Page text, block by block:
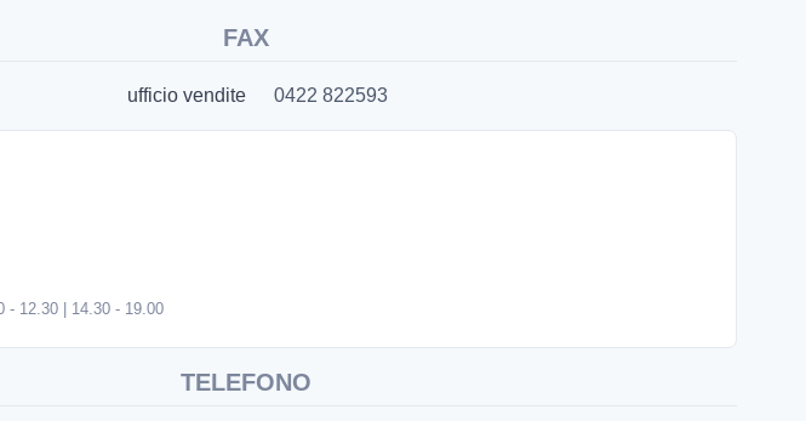
FAX
ufficio vendite 0422 822593
- 12.30 | 14.30 - 19.00
TELEFONO